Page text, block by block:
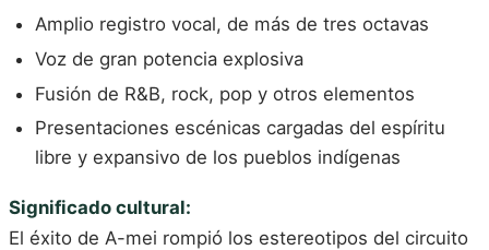
Amplio registro vocal, de más de tres octavas
Voz de gran potencia explosiva
Fusión de R&B, rock, pop y otros elementos
Presentaciones escénicas cargadas del espíritu
libre y expansivo de los pueblos indígenas
Significado cultural:
El éxito de A-mei rompió los estereotipos del circuito